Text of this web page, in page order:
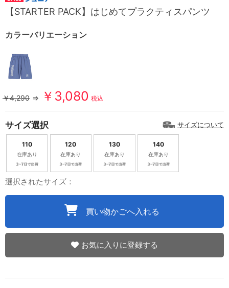
【STARTER PACK】はじめてプラクティスパンツ
カラーバリエーション
￥4,290 ⇒ ￥3,080 税込
サイズ選択 サイズについて
110
在庫あり
120
在庫あり
130
在庫あり
140
在庫あり
選択されたサイズ：
買い物かごへ入れる
お気に入りに登録する